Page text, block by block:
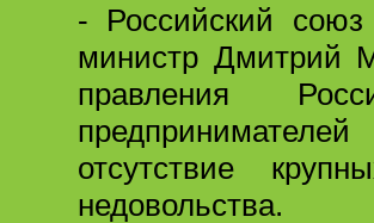
- Российский
министр Дмитрий
правления
отсутствие
недовольства.